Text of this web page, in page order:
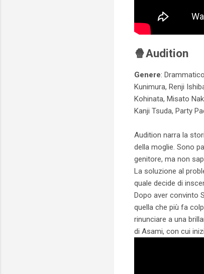
🍿Audition
Genere:
Kunimura, Renji
Kohinata, Misato
Kanji Tsuda, Party
Audition narra la
della moglie. Sono
genitore, ma non
La soluzione al
quale decide di
Dopo aver convinto
quella che più fa
rinunciare a una
di Asami, con cui